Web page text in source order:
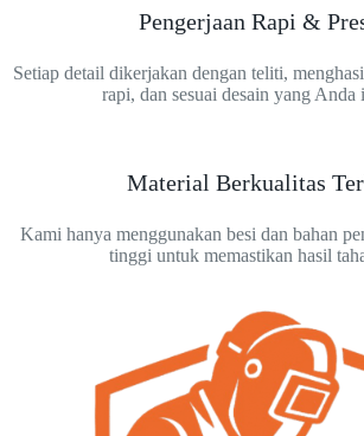
Pengerjaan Rapi &
Setiap detail dikerjakan dengan teliti,
rapi, dan sesuai desain yang Anda
Material Berkualitas
Kami hanya menggunakan besi dan bahan
tinggi untuk memastikan hasil